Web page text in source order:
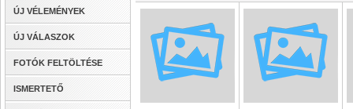
ÚJ VÉLEMÉNYEK
ÚJ VÁLASZOK
FOTÓK FELTÖLTÉSE
ISMERTETŐ